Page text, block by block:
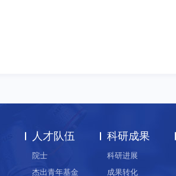
人才队伍
院士
杰出青年基金
科研成果
科研进展
成果转化